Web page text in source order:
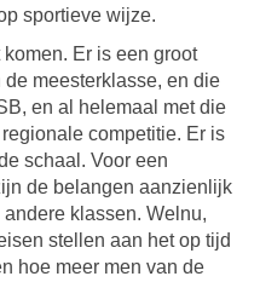
sportieve wijze.
Er is een groot
meesterklasse, en die
en al helemaal met die
competitie. Er is
schaal. Voor een
de belangen aanzienlijk
klassen. Welnu,
stellen aan het op tijd
hoe meer men van de